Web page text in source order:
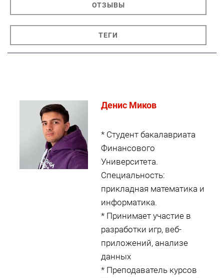
ОТЗЫВЫ
ТЕГИ
Денис Миков
* Студент бакалавриата
Финансового
Университета.
Специальность:
прикладная математика и
информатика.
* Принимает участие в
разработки игр, веб-
приложений, анализе
данных
* Преподаватель курсов